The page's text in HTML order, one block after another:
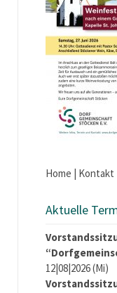
Home | Kontakt
Aktuelle
12|08|2026 (Mi)